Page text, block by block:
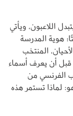
اللاعبون، ويأتي
هوية المدرسة
المنتخب
قبل أن يعرف أسماء
الفرنسي من
لماذا تستمر هذه